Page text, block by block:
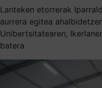
Lanteken etorrerak
aurrera egitea
Unibertsitatearen,
batera